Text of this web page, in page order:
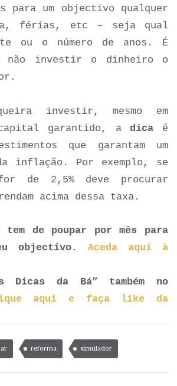
para um objectivo qualquer
férias, etc – seja qual
ou o número de anos. É
não investir o dinheiro o
investir, mesmo em
capital garantido, adica é
que garantam um
inflação. Por exemplo, se
de 2,5% deve procurar
acima dessa taxa.
tem de poupar por mês para
objectivo. Aceda aqui à
Dicas da Bá” também no
aqui e faça like da
reforma simulador